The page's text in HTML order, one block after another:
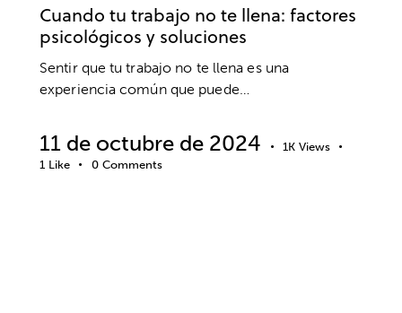
Cuando tu trabajo no te llena: factores
psicológicos y soluciones
Sentir que tu trabajo no te llena es una
experiencia común que puede…
11 de octubre de 2024 1K Views
1 Like 0 Comments